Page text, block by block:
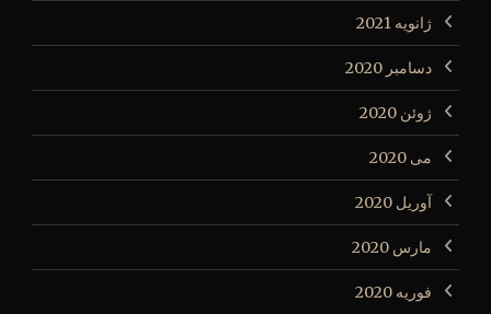
ژانویه 2021
دسامبر 2020
ژوئن 2020
می 2020
آوریل 2020
مارس 2020
فوریه 2020